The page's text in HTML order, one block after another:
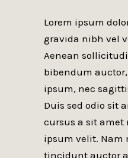
Lorem ipsum
gravida nibh vel
Aenean
bibendum
ipsum, nec
Duis sed odio sit
cursus a sit amet
ipsum velit. Nam
tincidunt auctor a